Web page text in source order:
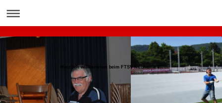
Herzlich willkommen beim FTSV Kuchen e.V.